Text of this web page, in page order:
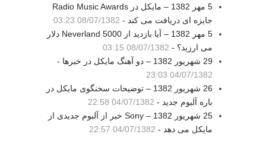
5 مهر 1382 – مايکل در Radio Music Awards
جايزه ای دريافت می کند - 08/07/1382 03:23
5 مهر 1382 – آيا بازديد از Neverland 5000 دلار
می ارزيد؟ - 08/07/1382 03:15
29 شهريور 1382 – دو آهنگ مايکل در خبرها -
04/07/1382 23:03
26 شهريور 1382 – توضيحات سخنگوی مايکل در
باره آلبوم جديد - 04/07/1382 22:58
25 شهريور 1382 – Sony خبر از آلبوم جديدی از
مايکل می دهد - 04/07/1382 22:57